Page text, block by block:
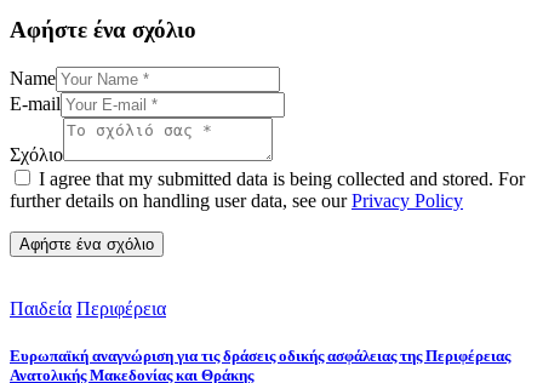
Αφήστε ένα σχόλιο
Name
E-mail
Σχόλιο
I agree that my submitted data is being collected and stored. For
further details on handling user data, see ourPrivacy Policy
Παιδεία Περιφέρεια
Ευρωπαϊκή αναγνώριση για τις δράσεις οδικής ασφάλειας της Περιφέρειας
Ανατολικής Μακεδονίας και Θράκης